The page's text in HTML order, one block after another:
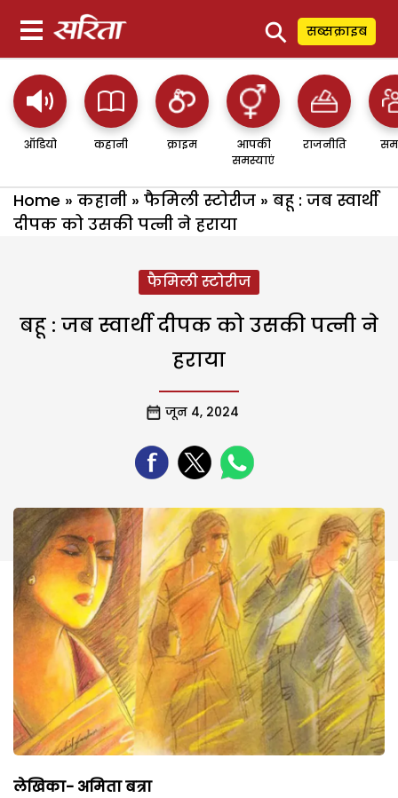
⚲ सब्सक्राइब
ऑडियो कहानी क्राइम
आपकी
समस्याएं
राजनीति
Home » कहानी » फैमिली स्टोरीज » बहू : जब स्वार्थी
दीपक को उसकी पत्नी ने हराया
फैमिली स्टोरीज
बहू : जब स्वार्थी दीपक को उसकी पत्नी ने
हराया
जून 4, 2024
लेखिका- अमिता बत्रा